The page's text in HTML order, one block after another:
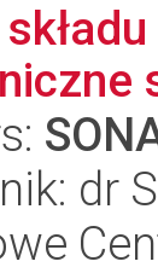
dr